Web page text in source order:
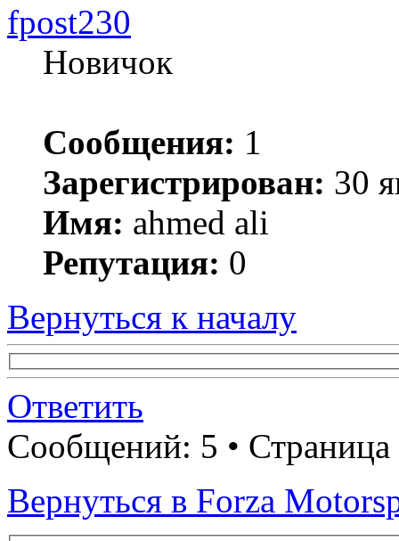
fpost230
Новичок
Сообщения: 1
Зарегистрирован: 30
Имя: ahmed ali
Репутация: 0
Вернуться к началу
Ответить
Сообщений: 5 • Страница
Вернуться в Forza